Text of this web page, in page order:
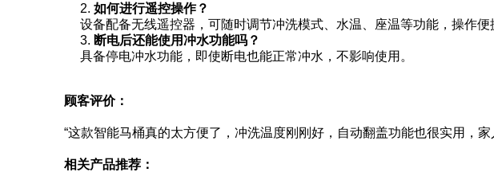
如何进行遥控操作？
设备配备无线遥控器，可随时调节冲洗模式、水温、座温等功能，操作便
断电后还能使用冲水功能吗？
具备停电冲水功能，即使断电也能正常冲水，不影响使用。
顾客评价：
“这款智能马桶真的太方便了，冲洗温度刚刚好，自动翻盖功能也很实用，
相关产品推荐：